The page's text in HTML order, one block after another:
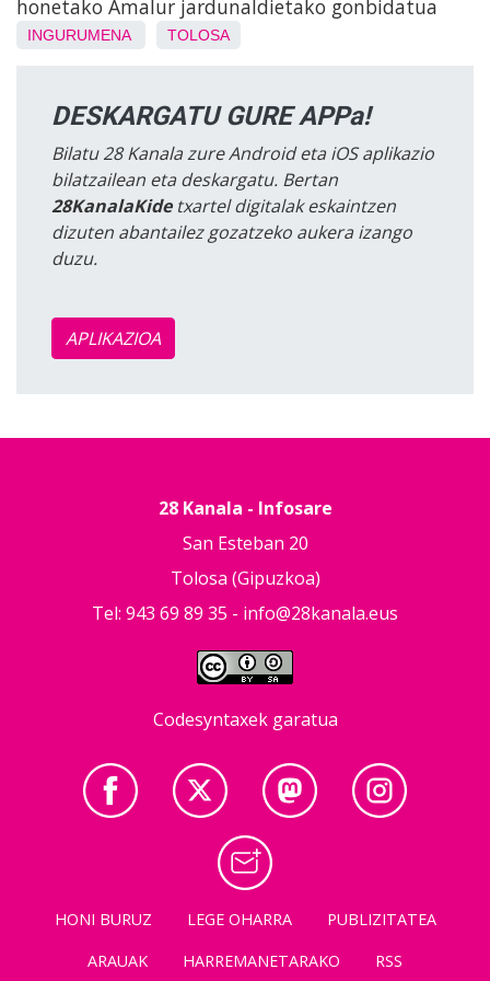
honetako Amalur jardunaldietako gonbidatua
INGURUMENA TOLOSA
DESKARGATU GURE APPa!
Bilatu 28 Kanala zure Android eta iOS aplikazio
bilatzailean eta deskargatu. Bertan
28KanalaKidetxartel digitalak eskaintzen
dizuten abantailez gozatzeko aukera izango
duzu.
APLIKAZIOA
28 Kanala - Infosare
San Esteban 20
Tolosa (Gipuzkoa)
Tel: 943 69 89 35 - info@28kanala.eus
Codesyntaxek garatua
HONI BURUZ LEGE OHARRA
PUBLIZITATEA
ARAUAK
HARREMANETARAKO RSS